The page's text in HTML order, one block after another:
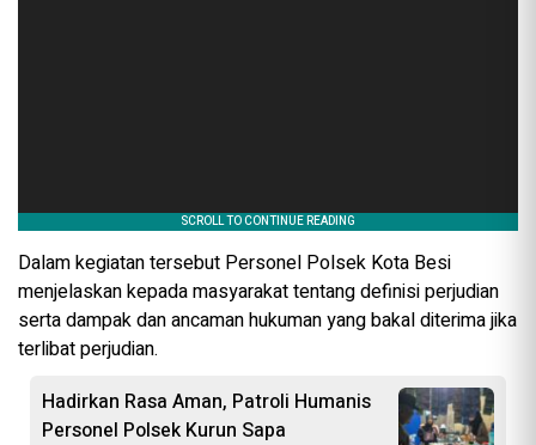
Dalam kegiatan tersebut Personel Polsek Kota Besi
menjelaskan kepada masyarakat tentang definisi perjudian
serta dampak dan ancaman hukuman yang bakal diterima jika
terlibat perjudian.
Hadirkan Rasa Aman, Patroli Humanis
Personel Polsek Kurun Sapa